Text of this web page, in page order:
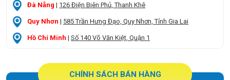
Đà Nẵng | 126 Điện Biên Phủ, Thanh Khê
Quy Nhơn | 585 Trần Hưng Đạo, Quy Nhơn, Tỉnh Gia Lai
Hồ Chí Minh | Số 140 Võ Văn Kiệt, Quận 1
CHÍNH SÁCH BÁN HÀNG